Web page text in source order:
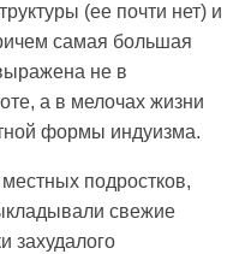
(ее почти нет) и
самая большая
не в
а в мелочах жизни
формы индуизма.
подростков,
свежие
захудалого